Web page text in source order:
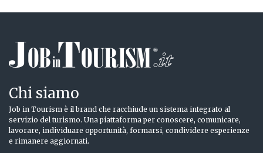
Chi siamo
Job in Tourism è il brand che racchiude un sistema integrato al
servizio del turismo. Una piattaforma per conoscere, comunicare,
lavorare, individuare opportunità, formarsi, condividere esperienze
e rimanere aggiornati.